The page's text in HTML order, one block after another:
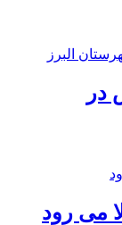
در
می رود